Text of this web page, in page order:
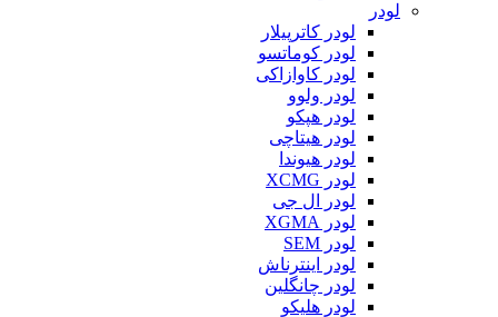
لودر
لودر کاترپیلار
لودر کوماتسو
لودر کاوازاکی
لودر ولوو
لودر هپکو
لودر هیتاچی
لودر هیوندا
لودر XCMG
لودر ال جی
لودر XGMA
لودر SEM
لودر اینترناش
لودر چانگلین
لودر هلیکو